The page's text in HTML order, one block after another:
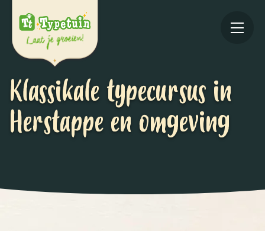
Klassikale typecursus in
Herstappe en omgeving